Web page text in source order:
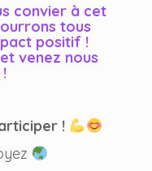
convier à cet
tous
positif !
venez nous
!